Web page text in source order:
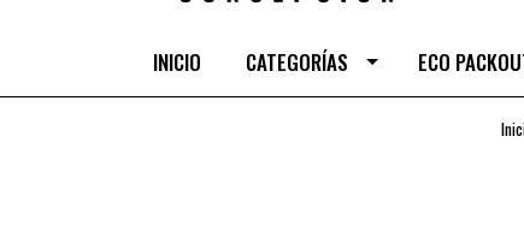
INICIO CATEGORÍAS ECO